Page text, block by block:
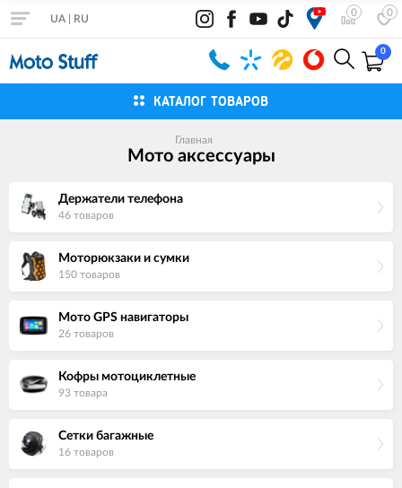
0 0
UA RU
0
КАТАЛОГ ТОВАРОВ
Главная
Мото аксессуары
Держатели телефона
46 товаров
Моторюкзаки и сумки
150 товаров
Мото GPS навигаторы
26 товаров
Кофры мотоциклетные
93 товара
Сетки багажные
16 товаров